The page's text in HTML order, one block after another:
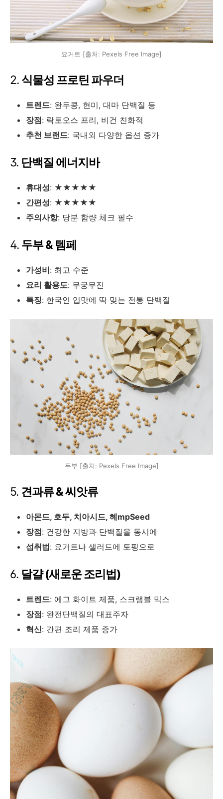
요거트 [출처: Pexels Free Image]
2. 식물성 프로틴 파우더
트렌드: 완두콩, 현미, 대마 단백질 등
장점: 락토오스 프리, 비건 친화적
추천 브랜드: 국내외 다양한 옵션 증가
3. 단백질 에너지바
휴대성: ★★★★★
간편성: ★★★★★
주의사항: 당분 함량 체크 필수
4. 두부 & 템페
가성비: 최고 수준
요리 활용도: 무궁무진
특징: 한국인 입맛에 딱 맞는 전통 단백질
두부 [출처: Pexels Free Image]
5. 견과류 & 씨앗류
아몬드, 호두, 치아시드, 헤mpSeed
장점: 건강한 지방과 단백질을 동시에
섭취법: 요거트나 샐러드에 토핑으로
6. 달걀 (새로운 조리법)
트렌드: 에그 화이트 제품, 스크램블 믹스
장점: 완전단백질의 대표주자
혁신: 간편 조리 제품 증가